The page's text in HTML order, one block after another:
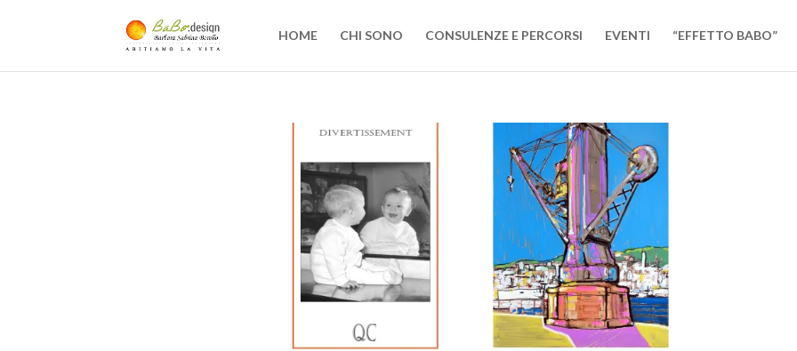
HOME CHI SONO CONSULENZE E PERCORSI EVENTI “EFFETTO BABO”